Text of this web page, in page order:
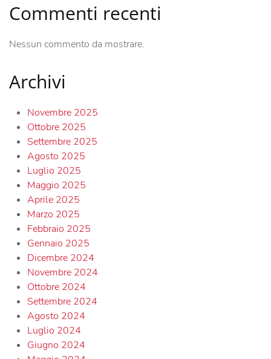
Commenti recenti
Nessun commento da mostrare.
Archivi
Novembre 2025
Ottobre 2025
Settembre 2025
Agosto 2025
Luglio 2025
Maggio 2025
Aprile 2025
Marzo 2025
Febbraio 2025
Gennaio 2025
Dicembre 2024
Novembre 2024
Ottobre 2024
Settembre 2024
Agosto 2024
Luglio 2024
Giugno 2024